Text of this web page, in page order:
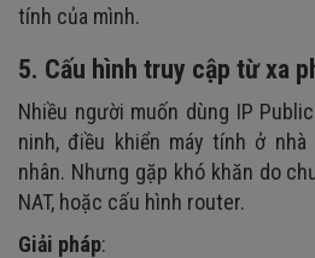
tính của mình.
5. Cấu hình truy cập từ xa
Nhiều người muốn dùng IP
ninh, điều khiển máy tính ở
nhân. Nhưng gặp khó khăn do
NAT, hoặc cấu hình router.
Giải pháp: